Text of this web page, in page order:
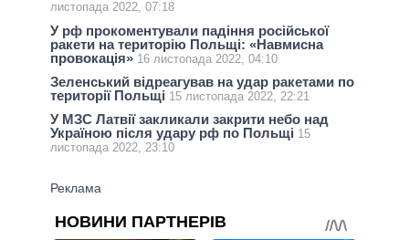
листопада 2022, 07:18
У рф прокоментували падіння російської
ракети на територію Польщі: «Навмисна
провокація» 16 листопада 2022, 04:10
Зеленський відреагував на удар ракетами по
території Польщі 15 листопада 2022, 22:21
У МЗС Латвії закликали закрити небо над
Україною після удару рф по Польщі 15
листопада 2022, 23:10